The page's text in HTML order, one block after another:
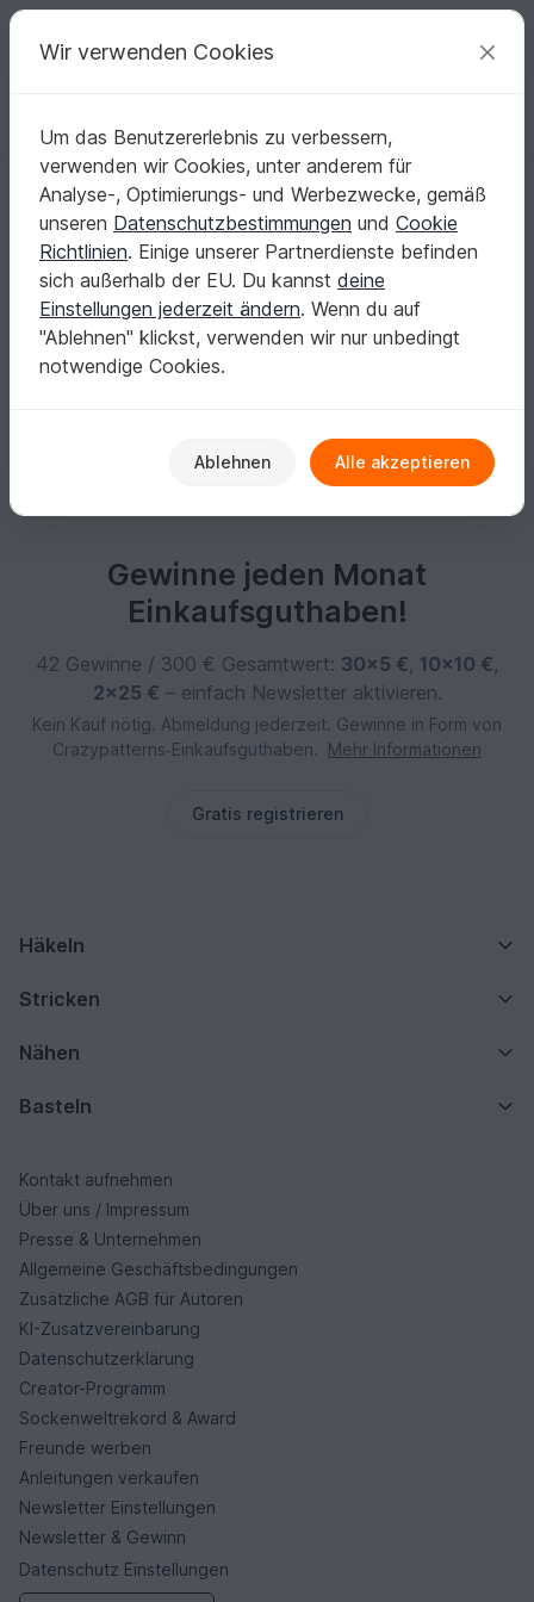
Deine kreativen Ideen
Deutsch | € (EUR) einloggen Kostenlos registrieren
Flauschkonzert
Verifiziert Elite Autor 17k
343 Bewertungen
Kontakt | Folgen | Zum Store
Keine Informationen vorhanden
Gewinne jeden Monat
Einkaufsguthaben!
42 Gewinne / 300 € Gesamtwert: 30×5 €, 10×10 €,
2×25 € – einfach Newsletter aktivieren.
Kein Kauf nötig. Abmeldung jederzeit. Gewinne in Form von
Crazypatterns‑Einkaufsguthaben.
Mehr Informationen
Gratis registrieren
Häkeln
Stricken
Nähen
Basteln
Kontakt aufnehmen
Über uns / Impressum
Presse & Unternehmen
Allgemeine Geschäftsbedingungen
Zusätzliche AGB für Autoren
KI-Zusatzvereinbarung
Datenschutzerklärung
Creator-Programm
Sockenweltrekord & Award
Freunde werben
Anleitungen verkaufen
Newsletter Einstellungen
Newsletter & Gewinn
Datenschutz Einstellungen
Wir verwenden Cookies
Um das Benutzererlebnis zu verbessern,
verwenden wir Cookies, unter anderem für
Analyse-, Optimierungs- und Werbezwecke, gemäß
unseren Datenschutzbestimmungen und Cookie
Richtlinien. Einige unserer Partnerdienste befinden
sich außerhalb der EU. Du kannst deine
Einstellungen jederzeit ändern. Wenn du auf
"Ablehnen" klickst, verwenden wir nur unbedingt
notwendige Cookies.
Ablehnen Alle akzeptieren